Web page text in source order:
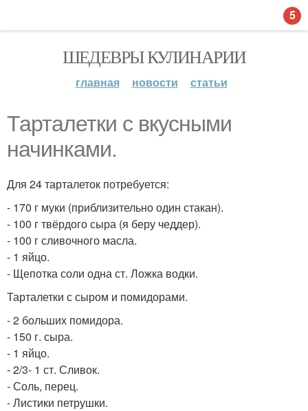
ШЕДЕВРЫ КУЛИНАРИИ
главная новости статьи
Тарталетки с вкусными
начинками.
Для 24 тарталеток потребуется:
- 170 г муки (приблизительно один стакан).
- 100 г твёрдого сыра (я беру чеддер).
- 100 г сливочного масла.
- 1 яйцо.
- Щепотка соли одна ст. Ложка водки.
Тарталетки с сыром и помидорами.
- 2 больших помидора.
- 150 г. сыра.
- 1 яйцо.
- 2/3- 1 ст. Сливок.
- Соль, перец.
- Листики петрушки.
5